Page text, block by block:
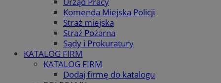
Komenda Miejska Policji
Straż miejska
Straż Pożarna
Sądy i Prokuratury
KATALOG FIRM
KATALOG FIRM
Dodaj firmę do katalogu